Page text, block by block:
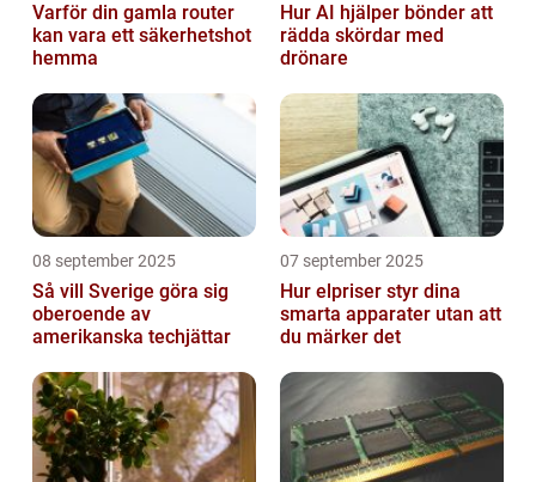
Varför din gamla router
kan vara ett säkerhetshot
hemma
Hur AI hjälper bönder att
rädda skördar med
drönare
08 september 2025
Så vill Sverige göra sig
oberoende av
amerikanska techjättar
07 september 2025
Hur elpriser styr dina
smarta apparater utan att
du märker det